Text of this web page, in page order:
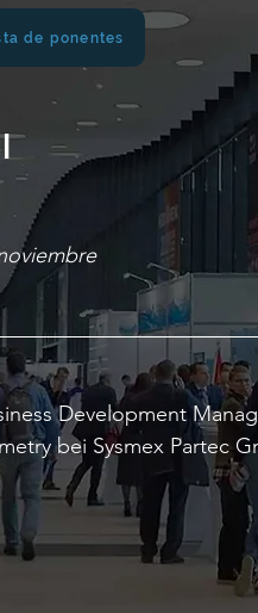
de ponentes
Development
bei Sysmex Partec